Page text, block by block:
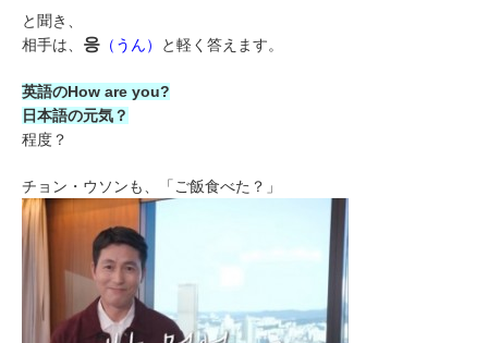
と聞き、
相手は、 응 （うん） と軽く答えます。
英語のHow are you?
日本語の元気？
程度？
チョン・ウソンも、「ご飯食べた？」